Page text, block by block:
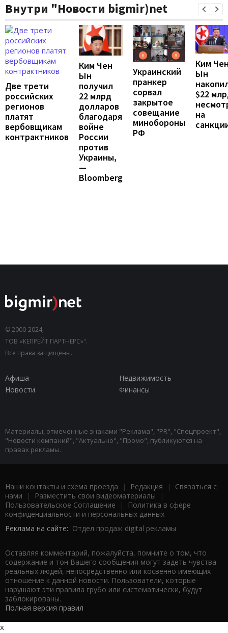
Внутри "Новости bigmir)net
Две трети
российских
регионов
платят
вербовщикам
контрактников
Ким Чен
Ын
получил
22 млрд
долларов
благодаря
войне
России
против
Украины,
—
Bloomberg
Украинский
пранкер
сорвал
закрытое
совещание
минобороны
РФ
Ким
Ын
$22
на
© 2000-2024,
ТОВ «КЕПРЕЙТ ПАРТНЕРС»".
Все права защищены.
Афиша
Недвижимость
Новости
Финансы
Материалы, отмеченные знаками "Реклама", "PR", "Спецпроект",
"Новости компаний", "Актуально", "Промо", публикуются на
правах рекламы.
Наши контакты и схема проезда | Редакция | Связаться с
нами | Разместить свои видеоматериалы |
Пользовательское Соглашение |
Политика в сфере
конфиденциальности и персональных данных
Реклама на сайте: Отдел продаж digital рекламы
Оставляя комментарий, пожалуйста, помните о том, что
содержание и тон Вашего сообщения могут задеть чувства
реальных людей, непосредственно или косвенно имеющих
отношение к данной новости. Пользователи, которые
нарушают эти правила грубо или систематически, будут
заблокированы.
Полная версия правил
x